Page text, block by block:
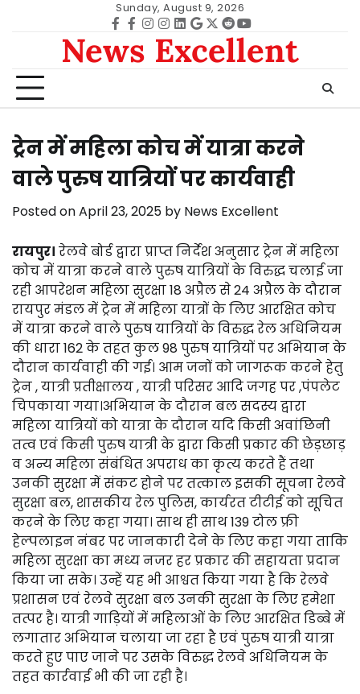
Sunday, August 9, 2026
Facebook
facebook
Instagram
instagram
Linkedin
google
Twitter
redditYoutube
News Excellent
ट्रेन में महिला कोच में यात्रा करने
वाले पुरुष यात्रियों पर कार्यवाही
Posted onApril 23, 2025 by News Excellent
रायपुर। रेलवे बोर्ड द्वारा प्राप्त निर्देश अनुसार ट्रेन में महिला
कोच में यात्रा करने वाले पुरुष यात्रियों के विरुद्ध चलाई जा
रही आपरेशन महिला सुरक्षा 18 अप्रैल से 24 अप्रैल के दौरान
रायपुर मंडल में ट्रेन में महिला यात्रों के लिए आरक्षित कोच
में यात्रा करने वाले पुरुष यात्रियों के विरुद्ध रेल अधिनियम
की धारा 162 के तहत कुल 98 पुरुष यात्रियों पर अभियान के
दौरान कार्यवाही की गई। आम जनों को जागरूक करने हेतु
ट्रेन , यात्री प्रतीक्षालय , यात्री परिसर आदि जगह पर ,पंपलेट
चिपकाया गया।अभियान के दौरान बल सदस्य द्वारा
महिला यात्रियों को यात्रा के दौरान यदि किसी अवांछिनी
तत्व एवं किसी पुरुष यात्री के द्वारा किसी प्रकार की छेड़छाड़
व अन्य महिला संबंधित अपराध का कृत्य करते हैं तथा
उनकी सुरक्षा में संकट होने पर तत्काल इसकी सूचना रेलवे
सुरक्षा बल, शासकीय रेल पुलिस, कार्यरत टीटीई को सूचित
करने के लिए कहा गया। साथ ही साथ 139 टोल फ्री
हेल्पलाइन नंबर पर जानकारी देने के लिए कहा गया ताकि
महिला सुरक्षा का मध्य नजर हर प्रकार की सहायता प्रदान
किया जा सके। उन्हें यह भी आश्वत किया गया है कि रेलवे
प्रशासन एवं रेलवे सुरक्षा बल उनकी सुरक्षा के लिए हमेशा
तत्पर है। यात्री गाड़ियों में महिलाओं के लिए आरक्षित डिब्बे में
लगातार अभियान चलाया जा रहा है एवं पुरुष यात्री यात्रा
करते हुए पाए जाने पर उसके विरुद्ध रेलवे अधिनियम के
तहत कार्रवाई भी की जा रही है।